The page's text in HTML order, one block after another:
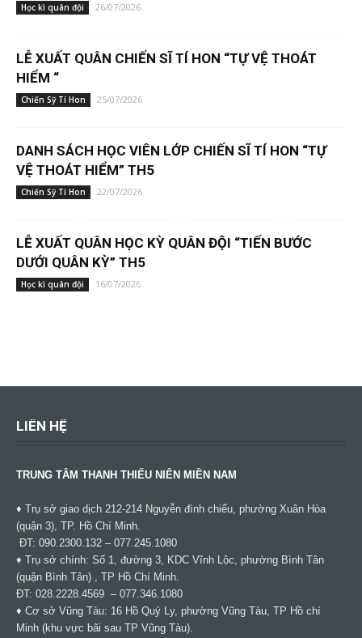
Học kì quân đội 26/07/2026
LỄ XUẤT QUÂN CHIẾN SĨ TÍ HON “TỰ VỆ THOÁT
HIỂM “
Chiến Sỹ Tí Hon 25/07/2026
DANH SÁCH HỌC VIÊN LỚP CHIẾN SĨ TÍ HON “TỰ
VỆ THOÁT HIỂM” TH5
Chiến Sỹ Tí Hon 22/07/2026
LỄ XUẤT QUÂN HỌC KỲ QUÂN ĐỘI “TIẾN BƯỚC
DƯỚI QUÂN KỲ” TH5
Học kì quân đội 16/07/2026
LIÊN HỆ
TRUNG TÂM THANH THIẾU NIÊN MIỀN NAM
♦ Trụ sở giao dịch 212-214 Nguyễn đình chiểu, phường Xuân Hòa
(quận 3), TP. Hồ Chí Minh.
ĐT: 090.2300.132 – 077.245.1080
♦ Trụ sở chính: Số 1, đường 3, KDC Vĩnh Lộc, phường Bình Tân
(quận Bình Tân) , TP Hồ Chí Minh.
ĐT: 028.2228.4569 – 077.346.1080
♦ Cơ sở Vũng Tàu: 16 Hồ Quý Ly, phường Vũng Tàu, TP Hồ chí
Minh (khu vực bãi sau TP Vũng Tàu).